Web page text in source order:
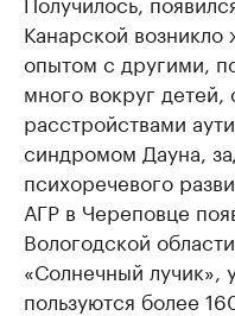
Канарской возникло
опытом с другими,
много вокруг
расстройствами
синдромом Дауна,
психоречевого
АГР в Череповце
Вологодской
«Солнечный лучик»,
пользуются более